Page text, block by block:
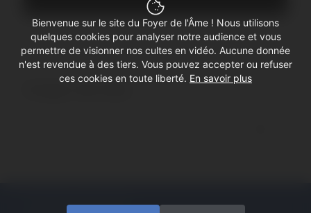
© Copyright - Foyer de l'Âme
Bienvenue sur le site du Foyer de l'Âme ! Nous utilisons
quelques cookies pour analyser notre audience et vous
permettre de visionner nos cultes en vidéo. Aucune donnée
n'est revendue à des tiers. Vous pouvez accepter ou refuser
ces cookies en toute liberté. En savoir plus